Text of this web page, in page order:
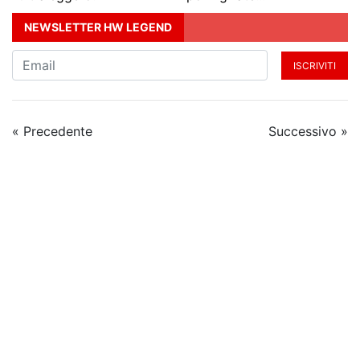
NEWSLETTER HW LEGEND
ISCRIVITI
« Precedente Successivo »